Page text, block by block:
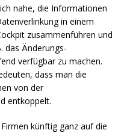
nahe, die Informationen
in einem
zusammenführen und
das Änderungs-
verfügbar zu machen.
dass man die
von der
entkoppelt.
künftig ganz auf die